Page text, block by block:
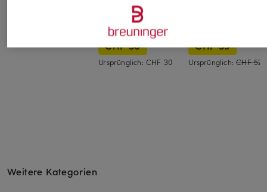
Trainingsshorts
ARRIVAL
CHF 30
Ursprünglich: CHF 30
CHF 35
Ursprünglich:CHF 52
Weitere Kategorien